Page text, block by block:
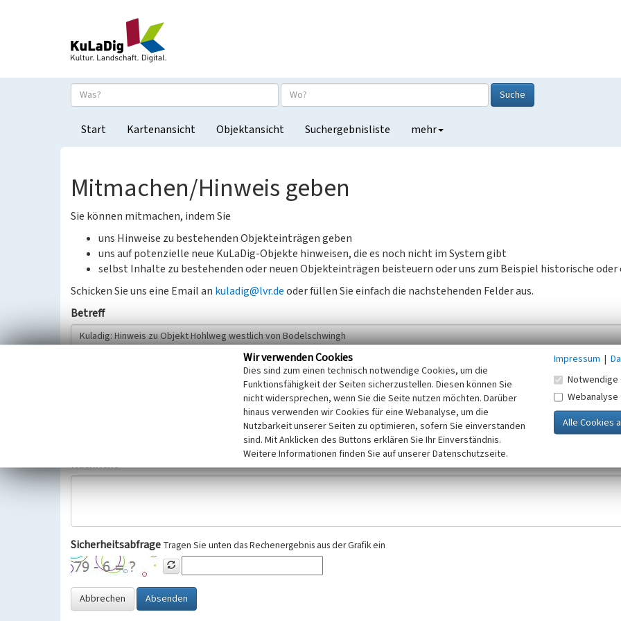
Suche
Start Kartenansicht Objektansicht Suchergebnisliste mehr
Mitmachen/Hinweis geben
Sie können mitmachen, indem Sie
uns Hinweise zu bestehenden Objekteinträgen geben
uns auf potenzielle neue KuLaDig-Objekte hinweisen, die es noch nicht im System gibt
selbst Inhalte zu bestehenden oder neuen Objekteinträgen beisteuern oder uns zum Beispiel historische oder
Schicken Sie uns eine Email an kuladig@lvr.deoder füllen Sie einfach die nachstehenden Felder aus.
Betreff
Wir bitten Sie um freiwillige Angabe Ihres Namens und Ihrer E-Mail-Adresse. Ihre Angaben werden ausschließlich im Rahmen der KuLaDig-
Selbstverständlich werden diese entsprechend der Vorschriften des Telemediengesetzes, des Datenschutzgesetzes NRW und der seit
Datenschutzgrundverordnung (EU-DSGVO) vertraulich behandelt, beachten Sie bitte unsere Hinweise zumDatenschutz
Nachricht
Sicherheitsabfrage Tragen Sie unten das Rechenergebnis aus der Grafik ein
Abbrechen Absenden
Wir verwenden Cookies
Dies sind zum einen technisch notwendige Cookies, um die
Funktionsfähigkeit der Seiten sicherzustellen. Diesen können Sie
nicht widersprechen, wenn Sie die Seite nutzen möchten. Darüber
hinaus verwenden wir Cookies für eine Webanalyse, um die
Nutzbarkeit unserer Seiten zu optimieren, sofern Sie einverstanden
sind. Mit Anklicken des Buttons erklären Sie Ihr Einverständnis.
Weitere Informationen finden Sie auf unserer Datenschutzseite.
Impressum |
Notwendige
Webanalyse